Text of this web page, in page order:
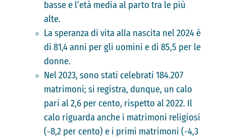
basse e l’età media al parto tra le più
alte.
La speranza di vita alla nascita nel 2024 è
di 81,4 anni per gli uomini e di 85,5 per le
donne.
Nel 2023, sono stati celebrati 184.207
matrimoni; si registra, dunque, un calo
pari al 2,6 per cento, rispetto al 2022. Il
calo riguarda anche i matrimoni religiosi
(-8,2 per cento) e i primi matrimoni (-4,3